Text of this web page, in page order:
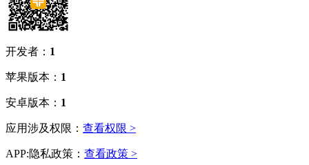
开发者： 1
苹果版本： 1
安卓版本： 1
应用涉及权限： 查看权限 >
APP:隐私政策： 查看政策 >